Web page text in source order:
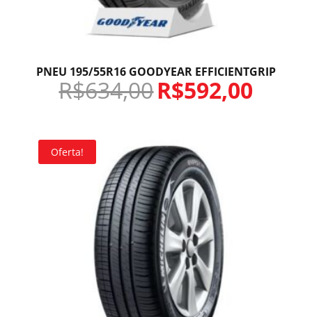
PNEU 195/55R16 GOODYEAR EFFICIENTGRIP
R$634,00R$592,00
Oferta!